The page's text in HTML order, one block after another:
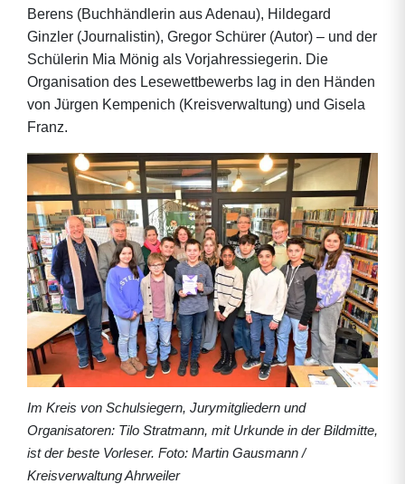
Berens (Buchhändlerin aus Adenau), Hildegard
Ginzler (Journalistin), Gregor Schürer (Autor) – und der
Schülerin Mia Mönig als Vorjahressiegerin. Die
Organisation des Lesewettbewerbs lag in den Händen
von Jürgen Kempenich (Kreisverwaltung) und Gisela
Franz.
Im Kreis von Schulsiegern, Jurymitgliedern und
Organisatoren: Tilo Stratmann, mit Urkunde in der Bildmitte,
ist der beste Vorleser. Foto: Martin Gausmann /
Kreisverwaltung Ahrweiler